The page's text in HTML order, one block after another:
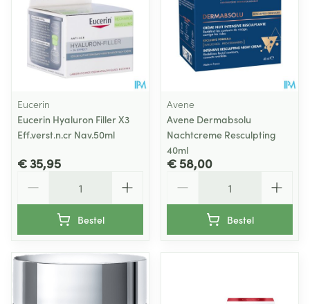
Eucerin
Eucerin Hyaluron Filler X3
Eff.verst.n.cr Nav.50ml
€ 35,95
Bestel
Avene
Avene Dermabsolu
Nachtcreme Resculpting
40ml
€ 58,00
Bestel